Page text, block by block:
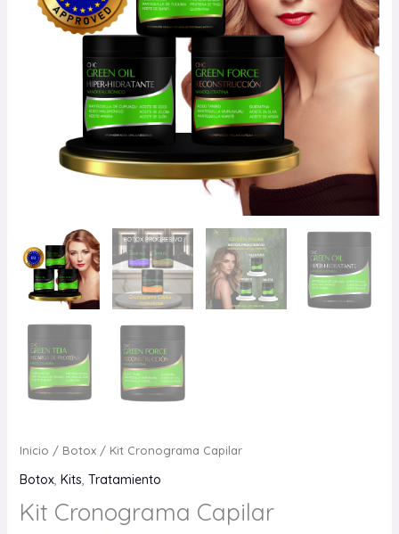
Inicio / Botox/ Kit Cronograma Capilar
Botox, Kits, Tratamiento
Kit Cronograma Capilar